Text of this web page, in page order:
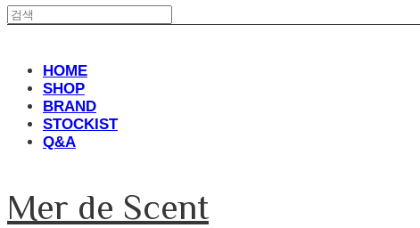
HOME
SHOP
BRAND
STOCKIST
Q&A
Mer de Scent